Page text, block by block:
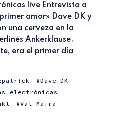
Entrevista a
una cerveza en la
Ankerklause.
era el primer día
Dave DK
electrónicas
Val Maira